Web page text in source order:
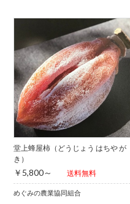
堂上蜂屋柿（どうじょう はちや が
き）
￥5,800～ 送料無料
めぐみの農業協同組合